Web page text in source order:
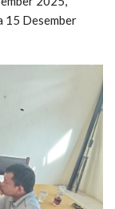
15 Desember